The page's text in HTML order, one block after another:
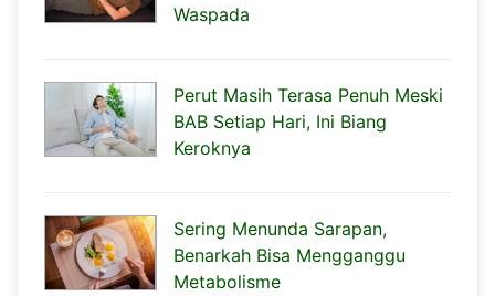
Waspada
Perut Masih Terasa Penuh Meski
BAB Setiap Hari, Ini Biang
Keroknya
Sering Menunda Sarapan,
Benarkah Bisa Mengganggu
Metabolisme